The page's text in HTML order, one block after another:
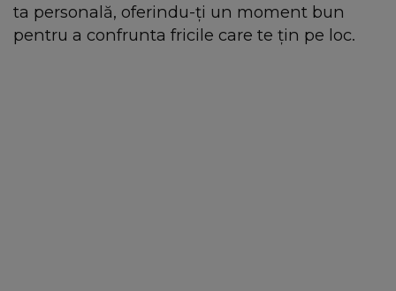
ta personală, oferindu-ți un moment bun
pentru a confrunta fricile care te țin pe loc.